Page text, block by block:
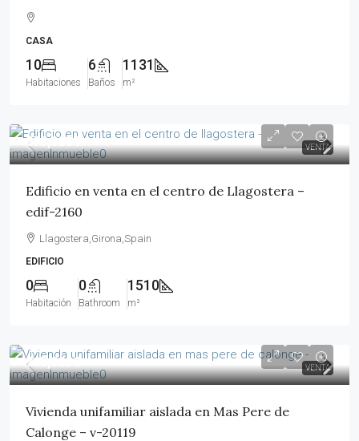
CASA
10
Habitaciones
6
Baños
1131
m²
VENTA
875,000€
Edificio en venta en el centro de Llagostera –
edif-2160
Llagostera,Girona,Spain
EDIFICIO
0
Habitación
0
Bathroom
1510
m²
VENTA
795,000€
Vivienda unifamiliar aislada en Mas Pere de
Calonge – v-20119